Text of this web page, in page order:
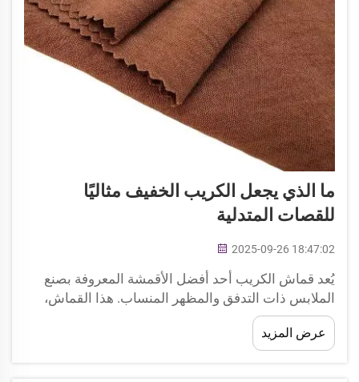
ما الذي يجعل الكريب الخفيف مثاليًا
للقصات المتدلية
2025-09-26 18:47:02
يُعد قماش الكريب أحد أفضل الأقمشة المعروفة بصنع
الملابس ذات التدفق والمظهر المنساب. هذا القماش،
ويتميز بلمسة ناعمة للغاية، لذا فهو مناسب جدًا لصناعة
الملابس الجميلة...
عرض المزيد